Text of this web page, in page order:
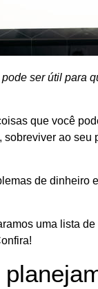
pode ser útil para
que você
ao
de
uma lista